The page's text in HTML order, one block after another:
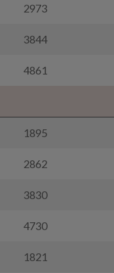
2973
3844
4861
1895
2862
3830
4730
1821